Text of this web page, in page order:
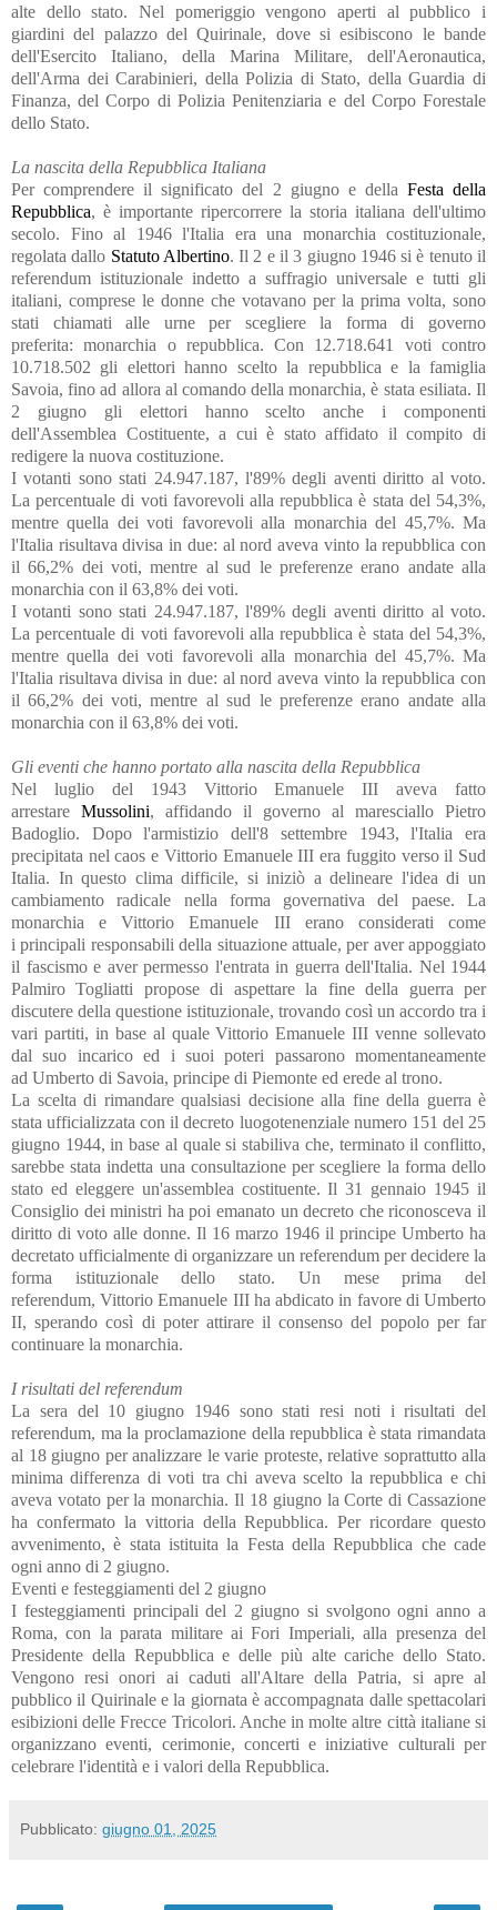
alte dello stato. Nel pomeriggio vengono aperti al pubblico i
giardini del palazzo del Quirinale, dove si esibiscono le bande
dell'Esercito Italiano, della Marina Militare, dell'Aeronautica,
dell'Arma dei Carabinieri, della Polizia di Stato, della Guardia di
Finanza, del Corpo di Polizia Penitenziaria e del Corpo Forestale
dello Stato.
La nascita della Repubblica Italiana
Per comprendere il significato del 2 giugno e della Festa della
Repubblica, è importante ripercorrere la storia italiana dell'ultimo
secolo. Fino al 1946 l'Italia era una monarchia costituzionale,
regolata dallo Statuto Albertino. Il 2 e il 3 giugno 1946 si è tenuto il
referendum istituzionale indetto a suffragio universale e tutti gli
italiani, comprese le donne che votavano per la prima volta, sono
stati chiamati alle urne per scegliere la forma di governo
preferita: monarchia o repubblica. Con 12.718.641 voti contro
10.718.502 gli elettori hanno scelto la repubblica e la famiglia
Savoia, fino ad allora al comando della monarchia, è stata esiliata. Il
2 giugno gli elettori hanno scelto anche i componenti
dell'Assemblea Costituente, a cui è stato affidato il compito di
redigere la nuova costituzione.
I votanti sono stati 24.947.187, l'89% degli aventi diritto al voto.
La percentuale di voti favorevoli alla repubblica è stata del 54,3%,
mentre quella dei voti favorevoli alla monarchia del 45,7%. Ma
l'Italia risultava divisa in due: al nord aveva vinto la repubblica con
il 66,2% dei voti, mentre al sud le preferenze erano andate alla
monarchia con il 63,8% dei voti.
I votanti sono stati 24.947.187, l'89% degli aventi diritto al voto.
La percentuale di voti favorevoli alla repubblica è stata del 54,3%,
mentre quella dei voti favorevoli alla monarchia del 45,7%. Ma
l'Italia risultava divisa in due: al nord aveva vinto la repubblica con
il 66,2% dei voti, mentre al sud le preferenze erano andate alla
monarchia con il 63,8% dei voti.
Gli eventi che hanno portato alla nascita della Repubblica
Nel luglio del 1943 Vittorio Emanuele III aveva fatto
arrestare Mussolini, affidando il governo al maresciallo Pietro
Badoglio. Dopo l'armistizio dell'8 settembre 1943, l'Italia era
precipitata nel caos e Vittorio Emanuele III era fuggito verso il Sud
Italia. In questo clima difficile, si iniziò a delineare l'idea di un
cambiamento radicale nella forma governativa del paese. La
monarchia e Vittorio Emanuele III erano considerati come
i principali responsabili della situazione attuale, per aver appoggiato
il fascismo e aver permesso l'entrata in guerra dell'Italia. Nel 1944
Palmiro Togliatti propose di aspettare la fine della guerra per
discutere della questione istituzionale, trovando così un accordo tra i
vari partiti, in base al quale Vittorio Emanuele III venne sollevato
dal suo incarico ed i suoi poteri passarono momentaneamente
ad Umberto di Savoia, principe di Piemonte ed erede al trono.
La scelta di rimandare qualsiasi decisione alla fine della guerra è
stata ufficializzata con il decreto luogotenenziale numero 151 del 25
giugno 1944, in base al quale si stabiliva che, terminato il conflitto,
sarebbe stata indetta una consultazione per scegliere la forma dello
stato ed eleggere un'assemblea costituente. Il 31 gennaio 1945 il
Consiglio dei ministri ha poi emanato un decreto che riconosceva il
diritto di voto alle donne. Il 16 marzo 1946 il principe Umberto ha
decretato ufficialmente di organizzare un referendum per decidere la
forma istituzionale dello stato. Un mese prima del
referendum, Vittorio Emanuele III ha abdicato in favore di Umberto
II, sperando così di poter attirare il consenso del popolo per far
continuare la monarchia.
I risultati del referendum
La sera del 10 giugno 1946 sono stati resi noti i risultati del
referendum, ma la proclamazione della repubblica è stata rimandata
al 18 giugno per analizzare le varie proteste, relative soprattutto alla
minima differenza di voti tra chi aveva scelto la repubblica e chi
aveva votato per la monarchia. Il 18 giugno la Corte di Cassazione
ha confermato la vittoria della Repubblica. Per ricordare questo
avvenimento, è stata istituita la Festa della Repubblica che cade
ogni anno di 2 giugno.
Eventi e festeggiamenti del 2 giugno
I festeggiamenti principali del 2 giugno si svolgono ogni anno a
Roma, con la parata militare ai Fori Imperiali, alla presenza del
Presidente della Repubblica e delle più alte cariche dello Stato.
Vengono resi onori ai caduti all'Altare della Patria, si apre al
pubblico il Quirinale e la giornata è accompagnata dalle spettacolari
esibizioni delle Frecce Tricolori. Anche in molte altre città italiane si
organizzano eventi, cerimonie, concerti e iniziative culturali per
celebrare l'identità e i valori della Repubblica.
Pubblicato: giugno 01, 2025